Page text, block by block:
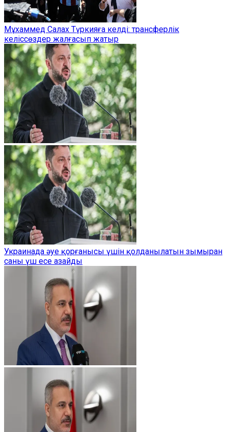
Мұхаммед Салах Түркияға келді: трансферлік
келіссөздер жалғасып жатыр
Украинада әуе қорғанысы үшін қолданылатын зымыран
саны үш есе азайды